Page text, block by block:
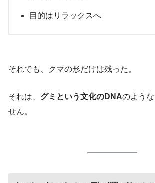
目的はリラックスへ
それでも、クマの形だけは残った。
それは、 グミという文化のDNAのよう
せん。